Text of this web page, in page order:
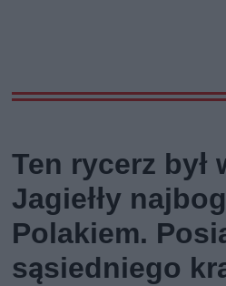
Ten rycerz był
Jagiełły
Polakiem.
sąsiedniego